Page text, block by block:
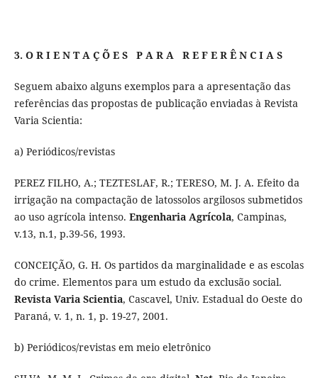
3. O R I E N T A Ç Õ E S P A R A R E F E R Ê N C I A S
Seguem abaixo alguns exemplos para a apresentação das
referências das propostas de publicação enviadas à Revista
Varia Scientia:
a) Periódicos/revistas
PEREZ FILHO, A.; TEZTESLAF, R.; TERESO, M. J. A. Efeito da
irrigação na compactação de latossolos argilosos submetidos
ao uso agrícola intenso. Engenharia Agrícola, Campinas,
v.13, n.1, p.39-56, 1993.
CONCEIÇÃO, G. H. Os partidos da marginalidade e as escolas
do crime. Elementos para um estudo da exclusão social.
Revista Varia Scientia, Cascavel, Univ. Estadual do Oeste do
Paraná, v. 1, n. 1, p. 19-27, 2001.
b) Periódicos/revistas em meio eletrônico